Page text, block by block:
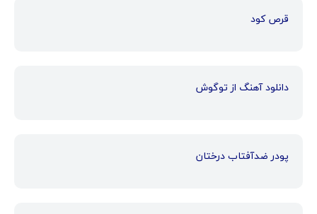
قرص کود
دانلود آهنگ از توگوش
پودر ضدآفتاب درختان